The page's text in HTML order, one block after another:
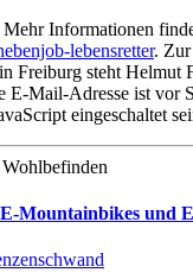
Mehr Informationen
lebensretter. Zur
Freiburg steht Helmut
E-Mail-Adresse ist vor
eingeschaltet
Mountainbikes und